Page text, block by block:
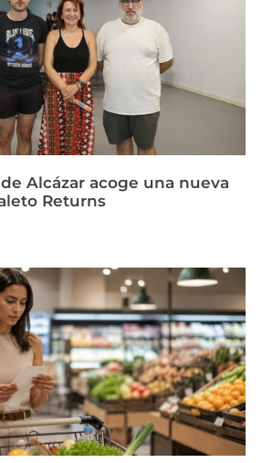
Alcázar acoge una nueva
Returns